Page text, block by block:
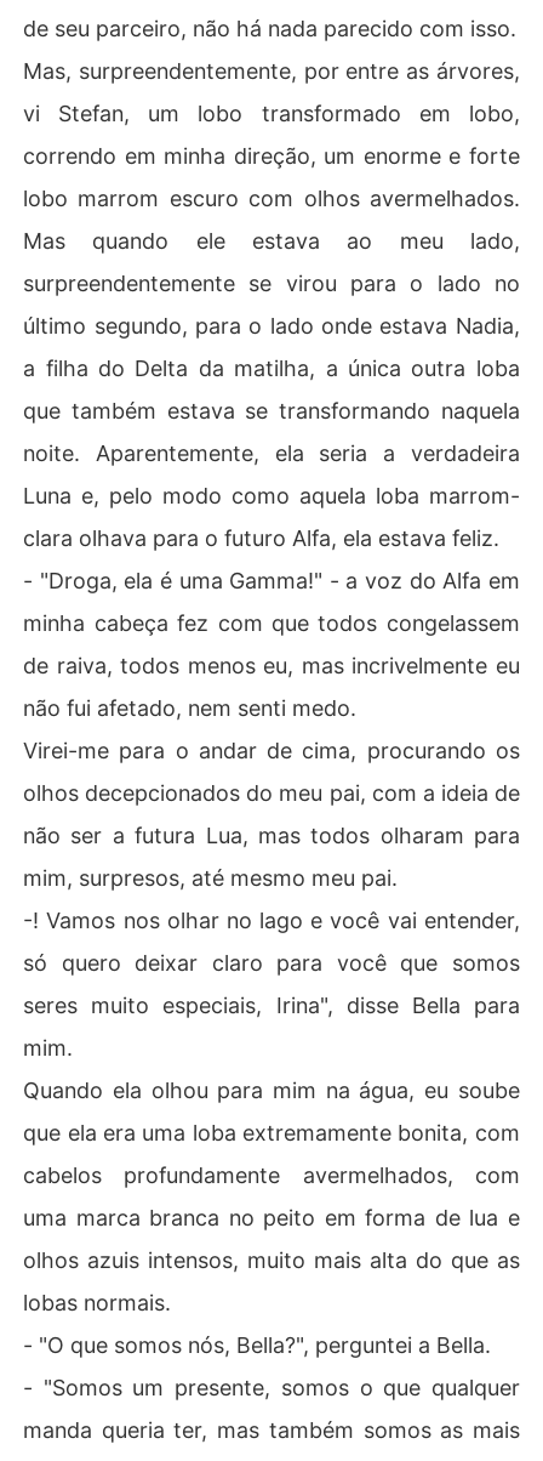
de seu parceiro, não há nada parecido com isso.
Mas, surpreendentemente, por entre as árvores,
vi Stefan, um lobo transformado em lobo,
correndo em minha direção, um enorme e forte
lobo marrom escuro com olhos avermelhados.
Mas quando ele estava ao meu lado,
surpreendentemente se virou para o lado no
último segundo, para o lado onde estava Nadia,
a filha do Delta da matilha, a única outra loba
que também estava se transformando naquela
noite. Aparentemente, ela seria a verdadeira
Luna e, pelo modo como aquela loba marrom-
clara olhava para o futuro Alfa, ela estava feliz.
- "Droga, ela é uma Gamma!" - a voz do Alfa em
minha cabeça fez com que todos congelassem
de raiva, todos menos eu, mas incrivelmente eu
não fui afetado, nem senti medo.
Virei-me para o andar de cima, procurando os
olhos decepcionados do meu pai, com a ideia de
não ser a futura Lua, mas todos olharam para
mim, surpresos, até mesmo meu pai.
-! Vamos nos olhar no lago e você vai entender,
só quero deixar claro para você que somos
seres muito especiais, Irina", disse Bella para
mim.
Quando ela olhou para mim na água, eu soube
que ela era uma loba extremamente bonita, com
cabelos profundamente avermelhados, com
uma marca branca no peito em forma de lua e
olhos azuis intensos, muito mais alta do que as
lobas normais.
- "O que somos nós, Bella?", perguntei a Bella.
- "Somos um presente, somos o que qualquer
manda queria ter, mas também somos as mais